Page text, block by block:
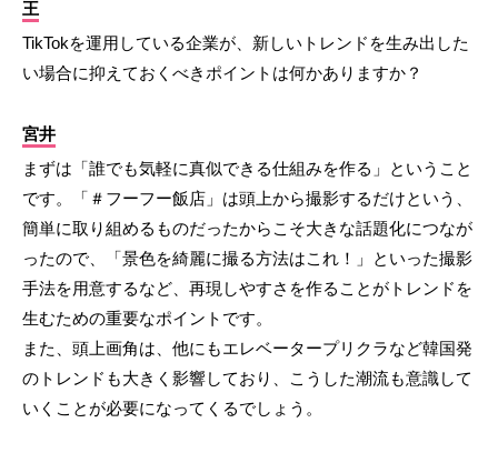
王
TikTokを運用している企業が、新しいトレンドを生み出した
い場合に抑えておくべきポイントは何かありますか？
宮井
まずは「誰でも気軽に真似できる仕組みを作る」ということ
です。「＃フーフー飯店」は頭上から撮影するだけという、
簡単に取り組めるものだったからこそ大きな話題化につなが
ったので、「景色を綺麗に撮る方法はこれ！」といった撮影
手法を用意するなど、再現しやすさを作ることがトレンドを
生むための重要なポイントです。
また、頭上画角は、他にもエレベータープリクラなど韓国発
のトレンドも大きく影響しており、こうした潮流も意識して
いくことが必要になってくるでしょう。